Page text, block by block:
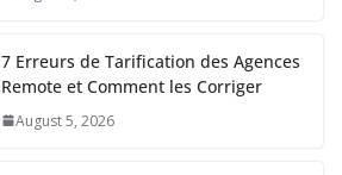
7 Erreurs de Tarification des Agences
Remote et Comment les Corriger
August 5, 2026